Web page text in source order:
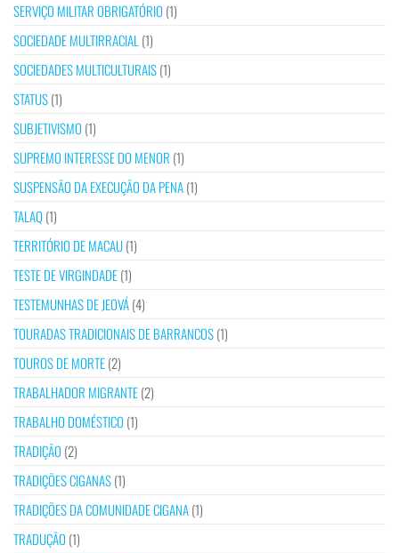
SERVIÇO MILITAR OBRIGATÓRIO (1)
SOCIEDADE MULTIRRACIAL (1)
SOCIEDADES MULTICULTURAIS(1)
STATUS(1)
SUBJETIVISMO (1)
SUPREMO INTERESSE DO MENOR (1)
SUSPENSÃO DA EXECUÇÃO DA PENA(1)
TALAQ(1)
TERRITÓRIO DE MACAU(1)
TESTE DE VIRGINDADE(1)
TESTEMUNHAS DE JEOVÁ(4)
TOURADAS TRADICIONAIS DE BARRANCOS(1)
TOUROS DE MORTE(2)
TRABALHADOR MIGRANTE(2)
TRABALHO DOMÉSTICO (1)
TRADIÇÃO (2)
TRADIÇÕES CIGANAS(1)
TRADIÇÕES DA COMUNIDADE CIGANA(1)
TRADUÇÃO (1)